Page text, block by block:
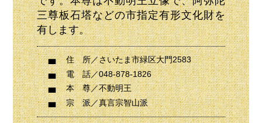
三尊板石塔などの市指定有形文化財を
有します。
住 所／さいたま市緑区大門2583
電 話／048-878-1826
本 尊／不動明王
宗 派／真言宗智山派